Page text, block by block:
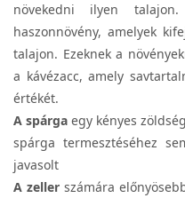
növekedni ilyen
haszonnövény, amelyek
talajon. Ezeknek a
a kávézacc, amely
értékét.
A spárga egy kényes
spárga termesztéséhez
javasolt
A zeller számára